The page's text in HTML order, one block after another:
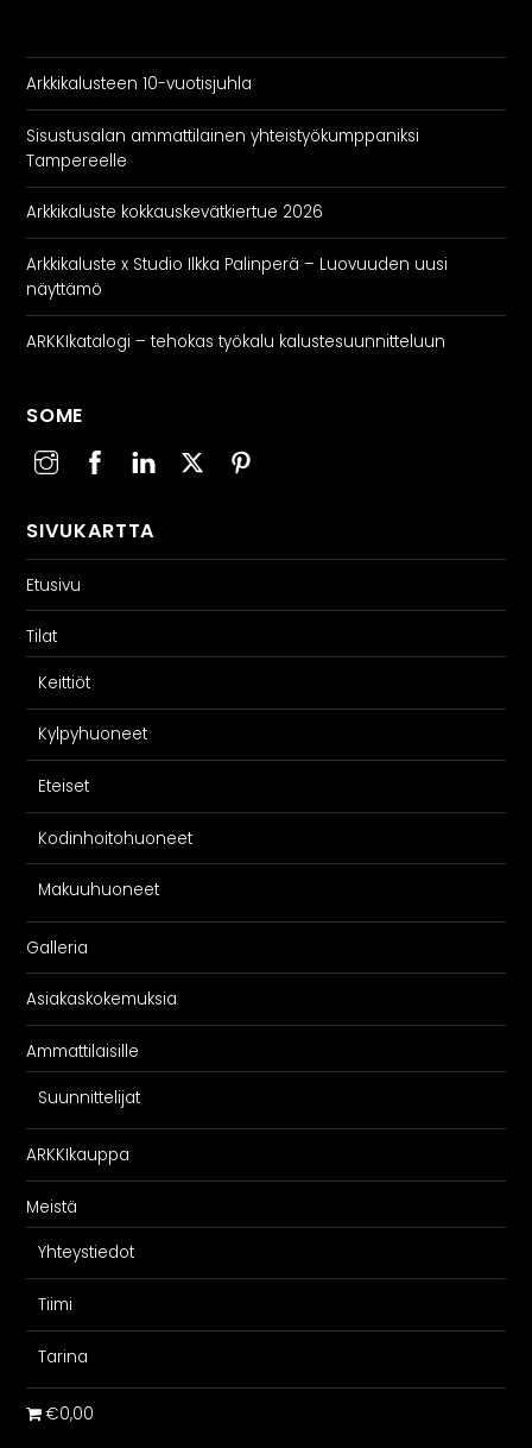
Arkkikalusteen 10-vuotisjuhla
Sisustusalan ammattilainen yhteistyökumppaniksi
Tampereelle
Arkkikaluste kokkauskevätkiertue 2026
Arkkikaluste x Studio Ilkka Palinperä – Luovuuden uusi
näyttämö
ARKKIkatalogi – tehokas työkalu kalustesuunnitteluun
SOME
SIVUKARTTA
Etusivu
Tilat
Keittiöt
Kylpyhuoneet
Eteiset
Kodinhoitohuoneet
Makuuhuoneet
Galleria
Asiakaskokemuksia
Ammattilaisille
Suunnittelijat
ARKKIkauppa
Meistä
Yhteystiedot
Tiimi
Tarina
€0,00